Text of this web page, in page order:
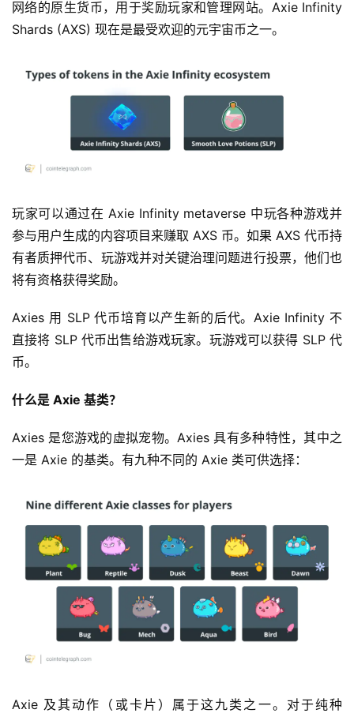
网络的原生货币，用于奖励玩家和管理网站。Axie Infinity
Shards (AXS) 现在是最受欢迎的元宇宙币之一。
玩家可以通过在 Axie Infinity metaverse 中玩各种游戏并
参与用户生成的内容项目来赚取 AXS 币。如果 AXS 代币持
有者质押代币、玩游戏并对关键治理问题进行投票，他们也
将有资格获得奖励。
Axies 用 SLP 代币培育以产生新的后代。Axie Infinity 不
直接将 SLP 代币出售给游戏玩家。玩游戏可以获得 SLP 代
币。
什么是 Axie 基类？
Axies 是您游戏的虚拟宠物。Axies 具有多种特性，其中之
一是 Axie 的基类。有九种不同的 Axie 类可供选择：
Axie 及其动作（或卡片）属于这九类之一。对于纯种